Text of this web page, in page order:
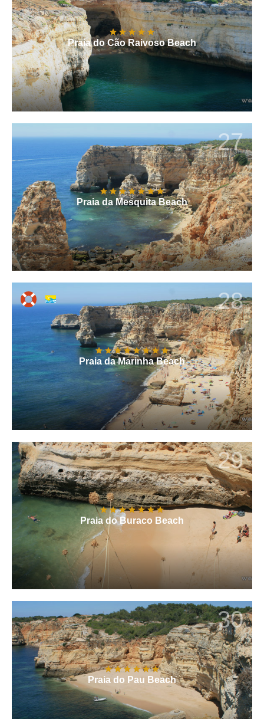
Praia do Cão Raivoso Beach
27
Praia da Mesquita Beach
28
Praia da Marinha Beach
29
Praia do Buraco Beach
30
Praia do Pau Beach